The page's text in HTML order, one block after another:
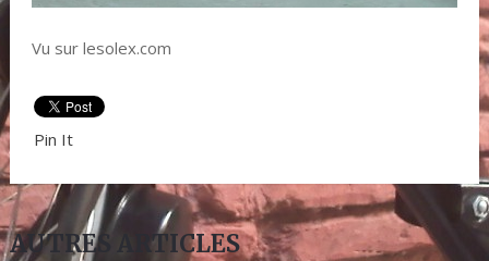
Vu sur lesolex.com
Pin It
AUTRES ARTICLES